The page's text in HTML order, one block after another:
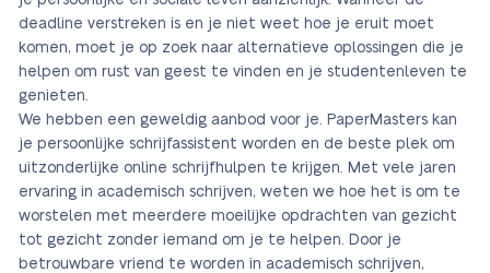
deadline verstreken is en je niet weet hoe je eruit moet
komen, moet je op zoek naar alternatieve oplossingen die je
helpen om rust van geest te vinden en je studentenleven te
genieten.
We hebben een geweldig aanbod voor je. PaperMasters kan
je persoonlijke schrijfassistent worden en de beste plek om
uitzonderlijke online schrijfhulpen te krijgen. Met vele jaren
ervaring in academisch schrijven, weten we hoe het is om te
worstelen met meerdere moeilijke opdrachten van gezicht
tot gezicht zonder iemand om je te helpen. Door je
betrouwbare vriend te worden in academisch schrijven,